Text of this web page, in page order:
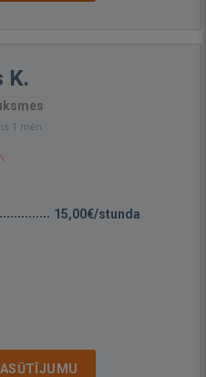
K.
1 mēn.
15,00€/stunda